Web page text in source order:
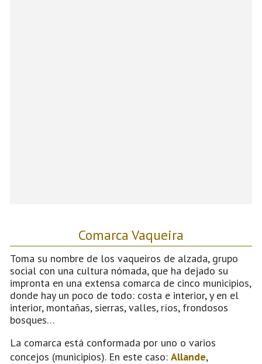
Comarca Vaqueira
Toma su nombre de los vaqueiros de alzada, grupo
social con una cultura nómada, que ha dejado su
impronta en una extensa comarca de cinco municipios,
donde hay un poco de todo: costa e interior, y en el
interior, montañas, sierras, valles, ríos, frondosos
bosques…
La comarca está conformada por uno o varios
concejos (municipios). En este caso: Allande,